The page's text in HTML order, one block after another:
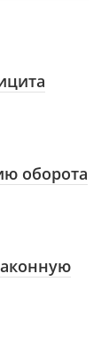
оборота